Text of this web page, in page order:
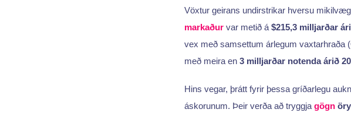
Vöxtur geirans undirstrikar hversu
markaðurvar metið á $215,3 milljarðar
vex með samsettum árlegum vaxtarhraða
með meira en 3 milljarðar notenda árið
Hins vegar, þrátt fyrir þessa gríðarlegu
áskorunum. Þeir verða að tryggja gögn